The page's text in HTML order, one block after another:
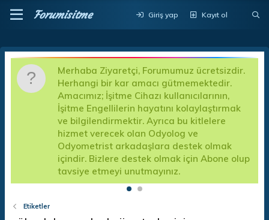
Forumisitme Giriş yap Kayıt ol
Merhaba Ziyaretçi, Forumumuz ücretsizdir.
Herhangi bir kar amacı gütmemektedir.
Amacımız; İşitme Cihazı kullanıcılarının,
İşitme Engellilerin hayatını kolaylaştırmak
ve bilgilendirmektir. Ayrıca bu kitlelere
hizmet verecek olan Odyolog ve
Odyometrist arkadaşlara destek olmak
içindir. Bizlere destek olmak için Abone olup
tavsiye etmeyi unutmayınız.
Etiketler